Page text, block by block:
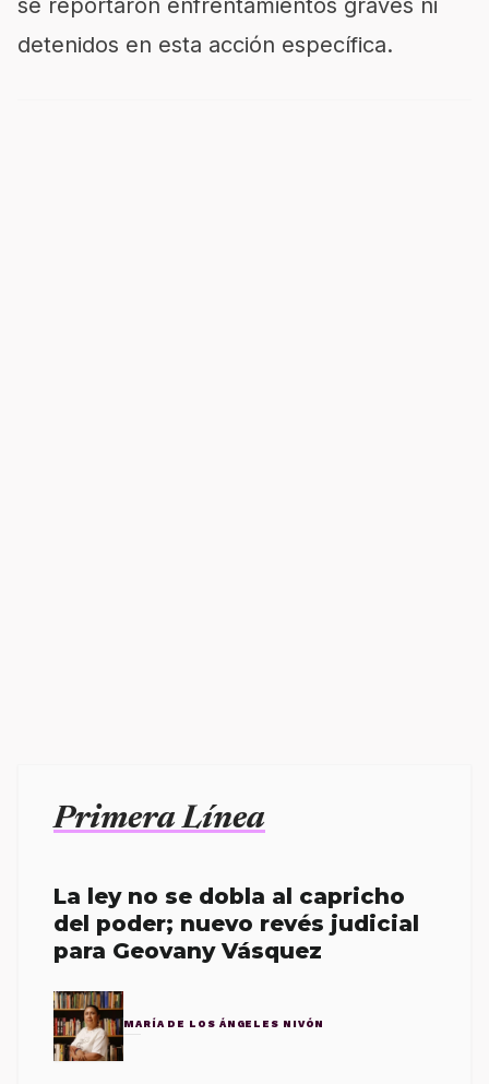
detenidos en esta acción específica.
Primera Línea
La ley no se dobla al capricho
del poder; nuevo revés judicial
para Geovany Vásquez
MARÍA DE LOS ÁNGELES NIVÓN